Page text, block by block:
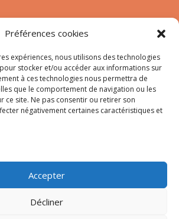
Préférences cookies
expériences, nous utilisons des technologies
stocker et/ou accéder aux informations sur
à ces technologies nous permettra de
que le comportement de navigation ou les
ce site. Ne pas consentir ou retirer son
négativement certaines caractéristiques et
Accepter
Décliner
Nous contacter
mairie@afa.corsica
Strada d’Afà – Merria 20167 Afa
– Réalisation